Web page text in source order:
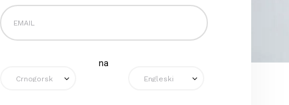
na